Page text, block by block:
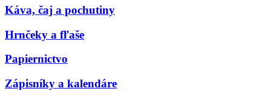
Káva, čaj a pochutiny
Hrnčeky a fľaše
Papiernictvo
Zápisníky a kalendáre